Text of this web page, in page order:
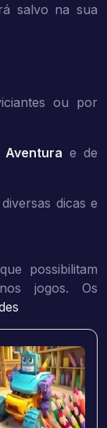
salvo na sua
ou por
Aventura e de
dicas e
possibilitam
jogos. Os